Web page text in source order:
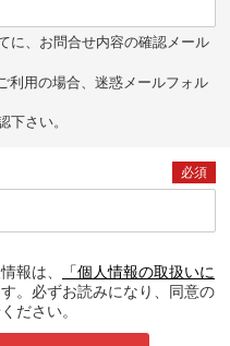
に、お問合せ内容の確認メール
利用の場合、迷惑メールフォル
下さい。
必須
報は、
「個人情報の取扱いに
。必ずお読みになり、同意の
ださい。